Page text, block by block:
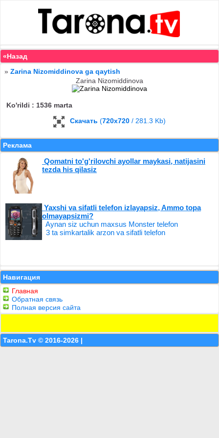
«Назад
» Zarina Nizomiddinova ga qaytish
Zarina Nizomiddinova
Ko'rildi : 1536 marta
Скачать (720x720 / 281.3 Kb)
Реклама
Qomatni to'g'rilovchi ayollar maykasi, natijasini
tezda his qilasiz
Yaxshi va sifatli telefon izlayapsiz, Ammo topa
olmayapsizmi?
Aynan siz uchun maxsus Monster telefon
3 ta simkartalik arzon va sifatli telefon
Навигация
Главная
Обратная связь
Полная версия сайта
Tarona.Tv © 2016-2026 |